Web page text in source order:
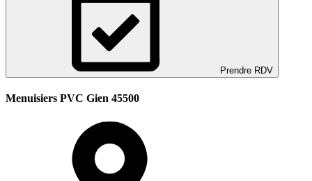
Prendre RDV
Menuisiers PVC Gien 45500